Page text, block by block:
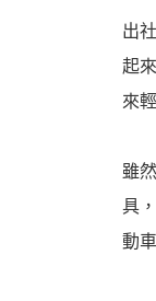
婆
出
起
來
雖
具
動